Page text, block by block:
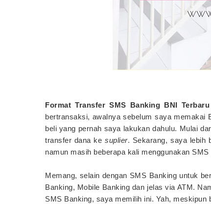
Format Transfer SMS Banking BNI Terbaru
bertransaksi, awalnya sebelum saya memakai
beli yang pernah saya lakukan dahulu. Mulai
transfer dana kesuplier. Sekarang, saya lebih
namun masih beberapa kali menggunakan
Memang, selain dengan SMS Banking untuk
Banking, Mobile Banking dan jelas via ATM.
SMS Banking, saya memilih ini. Yah,